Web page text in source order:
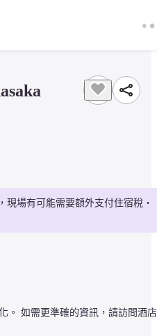
現場有可能需要額外支付住宿稅・
。 如需更準確的資訊，請訪問酒店